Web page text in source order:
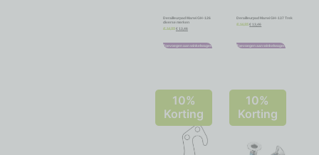
Derailleurpad Marwi GH-126
diverse merken
€ 14,95 €13,46
Toevoegen aan winkelwagen
Derailleurpad Marwi GH-137 Trek
€14,95 €13,46
Toevoegen aan winkelwagen
10%
Korting
10%
Korting